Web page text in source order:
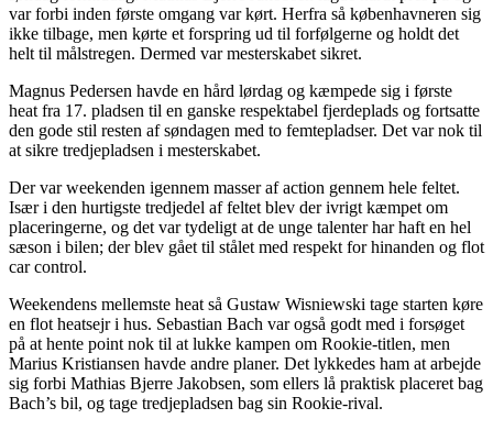
var forbi inden første omgang var kørt. Herfra så københavneren sig
ikke tilbage, men kørte et forspring ud til forfølgerne og holdt det
helt til målstregen. Dermed var mesterskabet sikret.
Magnus Pedersen havde en hård lørdag og kæmpede sig i første
heat fra 17. pladsen til en ganske respektabel fjerdeplads og fortsatte
den gode stil resten af søndagen med to femtepladser. Det var nok til
at sikre tredjepladsen i mesterskabet.
Der var weekenden igennem masser af action gennem hele feltet.
Især i den hurtigste tredjedel af feltet blev der ivrigt kæmpet om
placeringerne, og det var tydeligt at de unge talenter har haft en hel
sæson i bilen; der blev gået til stålet med respekt for hinanden og flot
car control.
Weekendens mellemste heat så Gustaw Wisniewski tage starten køre
en flot heatsejr i hus. Sebastian Bach var også godt med i forsøget
på at hente point nok til at lukke kampen om Rookie-titlen, men
Marius Kristiansen havde andre planer. Det lykkedes ham at arbejde
sig forbi Mathias Bjerre Jakobsen, som ellers lå praktisk placeret bag
Bach’s bil, og tage tredjepladsen bag sin Rookie-rival.